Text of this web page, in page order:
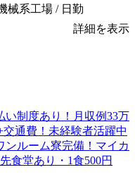
械系工場 / 日勤
詳細を表示